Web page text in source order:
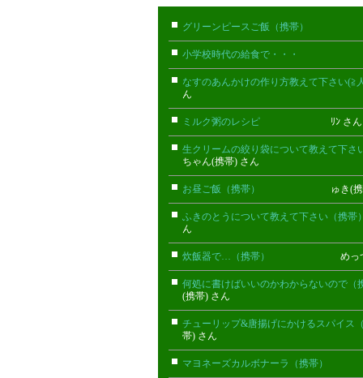
グリーンピースご飯（携帯）
小学校時代の給食で・・・
なすのあんかけの作り方教えて下さい(≧
ん
ミルク粥のレシピ ﾘﾝ さ
生クリームの絞り袋について教えて下さ
ちゃん(携帯) さん
お昼ご飯（携帯） ゅき(携帯)
ふきのとうについて教えて下さい（携帯
ん
炊飯器で…（携帯） めっつ(携
何処に書けばいいのかわからないので（
(携帯) さん
チューリップ&唐揚げにかけるスパイス
帯) さん
マヨネーズカルボナーラ（携帯）